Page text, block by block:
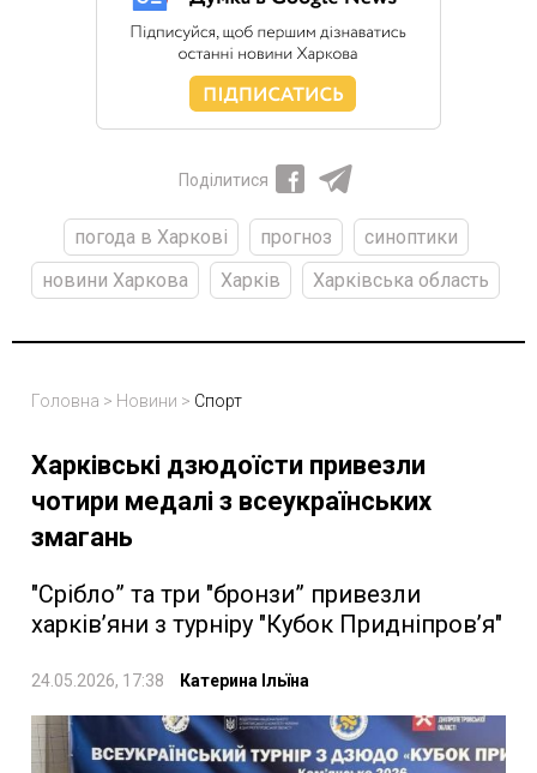
Поділитися
погода в Харкові прогноз
синоптики
новини Харкова
Харків Харківська область
Головна > Новини > Спорт
Харківські дзюдоїсти привезли
чотири медалі з всеукраїнських
змагань
"Срібло” та три "бронзи” привезли
харків’яни з турніру "Кубок Придніпровʼя"
24.05.2026, 17:38 Катерина Ільїна